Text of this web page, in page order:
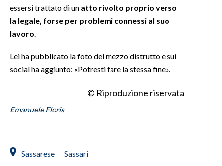
essersi trattato di un atto rivolto proprio verso
la legale, forse per problemi connessi al suo
lavoro
Lei ha pubblicato la foto del mezzo distrutto e sui
social ha aggiunto: «Potresti fare la stessa fine».
© Riproduzione riservata
Emanuele Floris
Sassarese Sassari